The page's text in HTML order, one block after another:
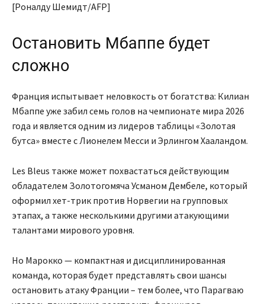
[Роналду Шемидт/AFP]
Остановить Мбаппе будет
сложно
Франция испытывает неловкость от богатства: Килиан
Мбаппе уже забил семь голов на чемпионате мира 2026
года и является одним из лидеров таблицы «Золотая
бутса» вместе с Лионелем Месси и Эрлингом Хааландом.
Les Bleus также может похвастаться действующим
обладателем Золотогомяча Усманом Дембеле, который
оформил хет-трик против Норвегии на групповых
этапах, а также несколькими другими атакующими
талантами мирового уровня.
Но Марокко — компактная и дисциплинированная
команда, которая будет представлять свои шансы
остановить атаку Франции – тем более, что Парагваю